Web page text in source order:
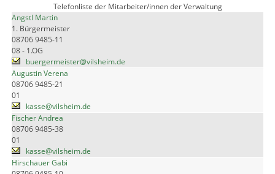
Telefonliste der Mitarbeiter/innen der Verwaltung
Angstl Martin
1. Bürgermeister
08706 9485-11
08 - 1.OG
buergermeister@vilsheim.de
Augustin Verena
08706 9485-21
01
kasse@vilsheim.de
Fischer Andrea
08706 9485-38
01
kasse@vilsheim.de
Hirschauer Gabi